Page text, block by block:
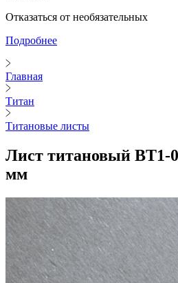
Отказаться от необязательных
Подробнее
Главная
Титан
Титановые листы
Лист титановый ВТ1-
мм